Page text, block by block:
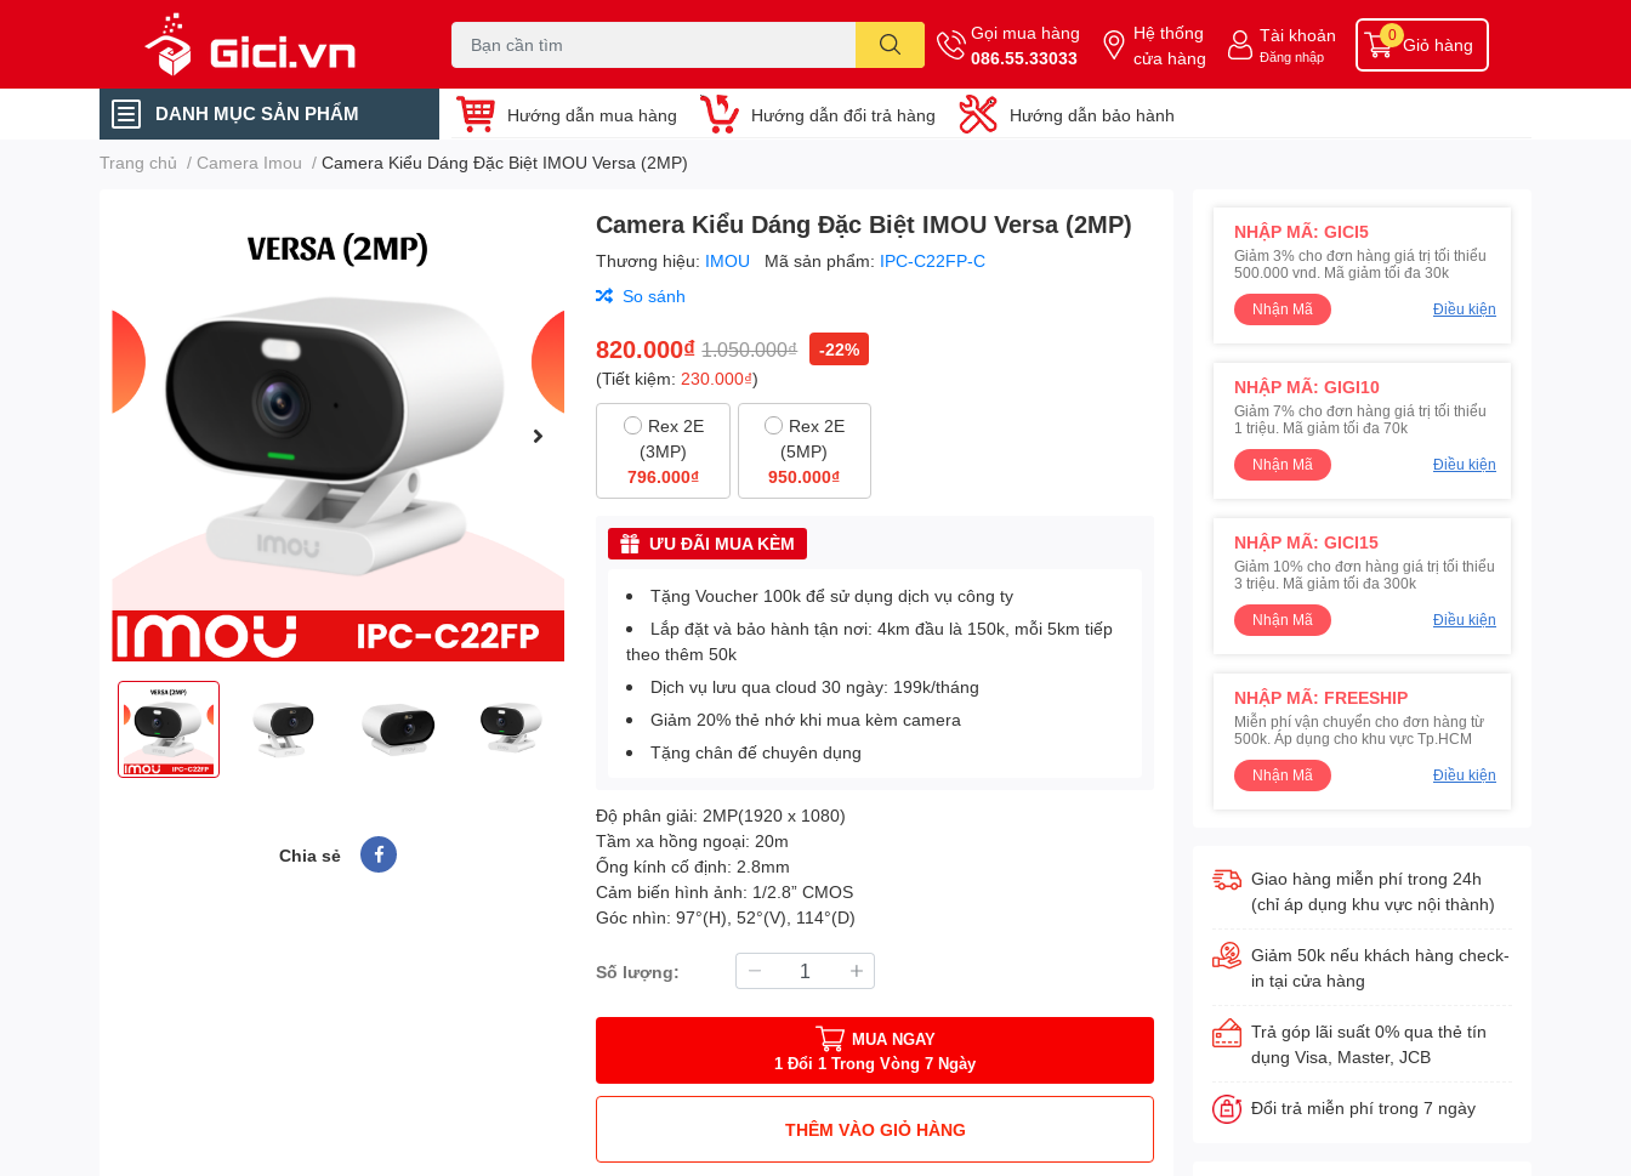
Gọi mua hàng
086.55.33033
Hệ thống
cửa hàng
Tài khoản
Đăng nhập
Giỏ hàng
0
DANH MỤC SẢN PHẨM Hướng dẫn mua hàng Hướng dẫn đổi trả hàng Hướng dẫn bảo hành
Trang chủ / Camera Imou / Camera Kiểu Dáng Đặc Biệt IMOU Versa (2MP)
Chia sẻ
Camera Kiểu Dáng Đặc Biệt IMOU Versa (2MP)
Thương hiệu: IMOU Mã sản phẩm: IPC-C22FP-C
So sánh
820.000₫ 1.050.000₫
-22%
(Tiết kiệm: 230.000₫)
Rex 2E
(3MP)
796.000₫
Rex 2E
(5MP)
950.000₫
ƯU ĐÃI MUA KÈM
Tặng Voucher 100k để sử dụng dịch vụ công ty
Lắp đặt và bảo hành tận nơi: 4km đầu là 150k, mỗi 5km tiếp
theo thêm 50k
Dịch vụ lưu qua cloud 30 ngày: 199k/tháng
Giảm 20% thẻ nhớ khi mua kèm camera
Tặng chân đế chuyên dụng
Độ phân giải: 2MP(1920 x 1080)
Tầm xa hồng ngoại: 20m
Ống kính cố định: 2.8mm
Cảm biến hình ảnh: 1/2.8” CMOS
Góc nhìn: 97°(H), 52°(V), 114°(D)
Số lượng:
MUA NGAY
1 Đổi 1 Trong Vòng 7 Ngày
THÊM VÀO GIỎ HÀNG
NHẬP MÃ: GICI5
Giảm 3% cho đơn hàng giá trị tối thiểu
500.000 vnd. Mã giảm tối đa 30k
Nhận Mã
Điều kiện
NHẬP MÃ: GIGI10
Giảm 7% cho đơn hàng giá trị tối thiểu
1 triệu. Mã giảm tối đa 70k
Nhận Mã
Điều kiện
NHẬP MÃ: GICI15
Giảm 10% cho đơn hàng giá trị tối thiểu
3 triệu. Mã giảm tối đa 300k
Nhận Mã
Điều kiện
NHẬP MÃ: FREESHIP
Miễn phí vận chuyển cho đơn hàng từ
500k. Áp dụng cho khu vực Tp.HCM
Nhận Mã
Điều kiện
Giao hàng miễn phí trong 24h
(chỉ áp dụng khu vực nội thành)
Giảm 50k nếu khách hàng check-
in tại cửa hàng
Trả góp lãi suất 0% qua thẻ tín
dụng Visa, Master, JCB
Đổi trả miễn phí trong 7 ngày